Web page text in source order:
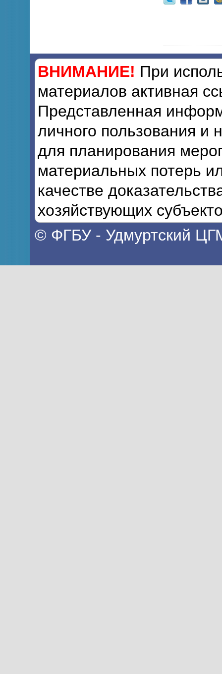
ВНИМАНИЕ! При
материалов активная
Представленная
личного пользования и
для планирования
материальных потерь
качестве
хозяйствующих
© ФГБУ - Удмуртский